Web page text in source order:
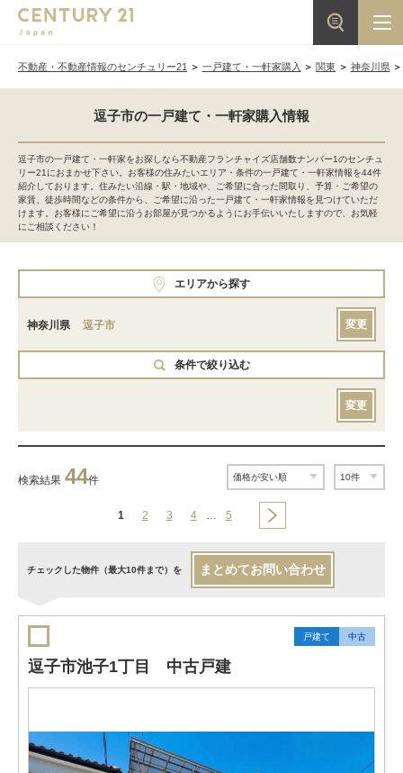
不動産・不動産情報のセンチュリー21 一戸建て・一軒家購入 関東 神奈川県
逗子市の一戸建て・一軒家購入情報
逗子市の一戸建て・一軒家をお探しなら不動産フランチャイズ店舗数ナンバー1のセンチュ
リー21におまかせ下さい。お客様の住みたいエリア・条件の一戸建て・一軒家情報を44件
紹介しております。住みたい沿線・駅・地域や、ご希望に合った間取り、予算・ご希望の
家賃、徒歩時間などの条件から、ご希望に沿った一戸建て・一軒家情報を見つけていただ
けます。お客様にご希望に沿うお部屋が見つかるようにお手伝いいたしますので、お気軽
にご相談ください！
エリアから探す
神奈川県 逗子市 変更
条件で絞り込む
変更
検索結果 44件
1 2 3 4 … 5
チェックした物件（最大10件まで）を まとめてお問い合わせ
戸建て 中古
逗子市池子1丁目 中古戸建